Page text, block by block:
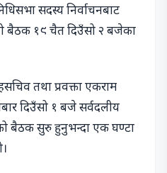
सदस्य निर्वाचनबाट
बैठक १९ चैत दिउँसो २ बजेका
तथा प्रवक्ता एकराम
दिउँसो १ बजे सर्वदलीय
बैठक सुरु हुनुभन्दा एक घण्टा